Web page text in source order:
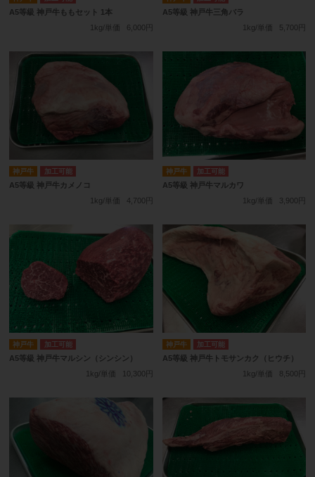
A5等級 神戸牛ももセット 1本
1kg/単価
6,000円
A5等級 神戸牛三角バラ
1kg/単価
5,700円
神戸牛 加工可能
A5等級 神戸牛カメノコ
1kg/単価
4,700円
神戸牛 加工可能
A5等級 神戸牛マルカワ
1kg/単価
3,900円
神戸牛 加工可能
A5等級 神戸牛マルシン（シンシン）
1kg/単価
10,300円
神戸牛 加工可能
A5等級 神戸牛トモサンカク（ヒウチ）
1kg/単価
8,500円